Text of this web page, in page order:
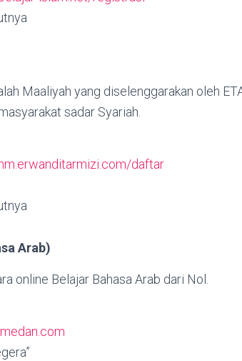
Maaliyah yang diselenggarakan oleh
sadar Syariah.
daftar
Arab)
online Belajar Bahasa Arab dari Nol.